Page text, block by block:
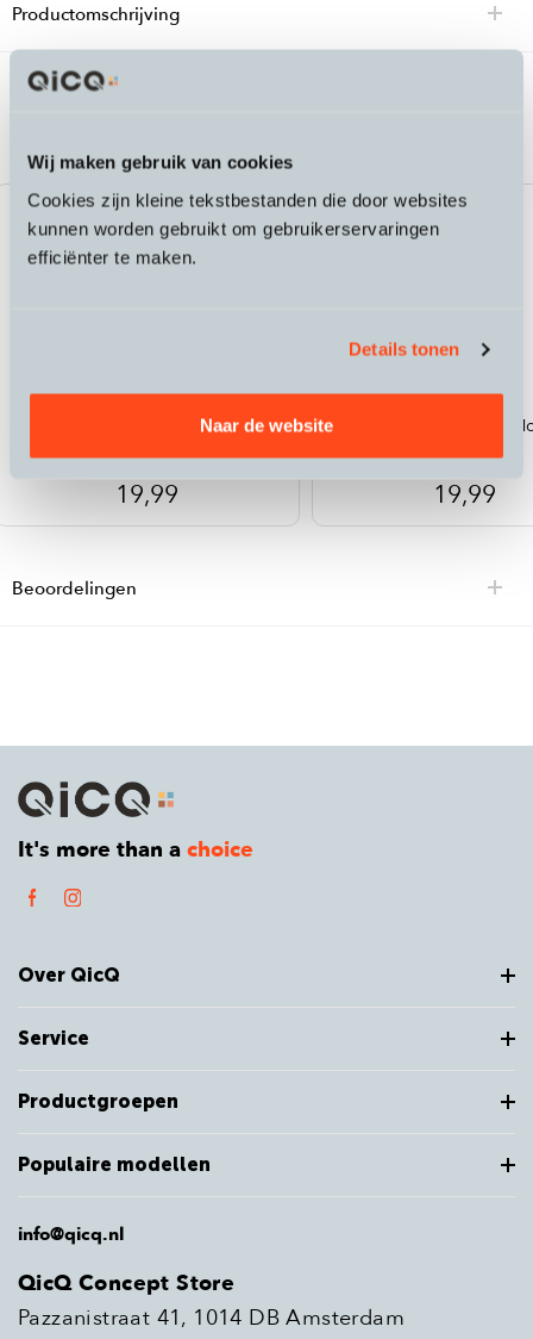
Wij maken gebruik van cookies
Cookies zijn kleine tekstbestanden die door websites
kunnen worden gebruikt om gebruikerservaringen
efficiënter te maken.
Details tonen
Naar de website
Productomschrijving
Micro Bike Clamp Mount
19,99
Micro Bike Clamp
19,99
Beoordelingen
It's more than a choice
Over QicQ
Service
Productgroepen
Populaire modellen
info@qicq.nl
QicQ Concept Store
Pazzanistraat 41, 1014 DB Amsterdam